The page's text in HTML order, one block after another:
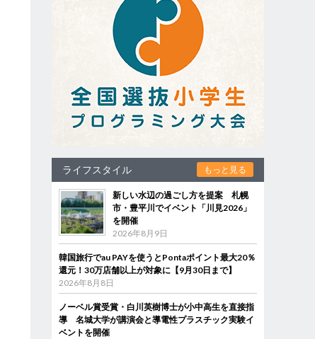
ライフスタイル もっと見る
新しい水辺の過ごし方を提案 札幌
市・豊平川でイベント「川見2026」
を開催
2026年8月9日
韓国旅行でau PAYを使うとPontaポイント最大20％
還元！30万店舗以上が対象に【9月30日まで】
2026年8月8日
ノーベル賞受賞・白川英樹博士が小中高生を直接指
導 名城大学が講演会と導電性プラスチック実験イ
ベントを開催